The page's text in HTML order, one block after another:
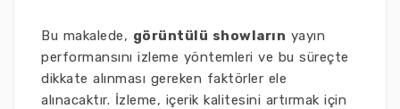
Bu makalede, görüntülü showların yayın
performansını izleme yöntemleri ve bu süreçte
dikkate alınması gereken faktörler ele
alınacaktır. İzleme, içerik kalitesini artırmak için